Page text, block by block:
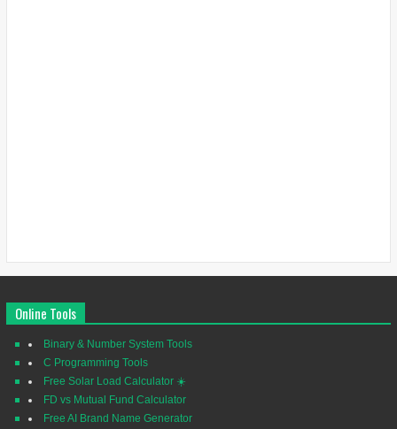
Online Tools
Binary & Number System Tools
C Programming Tools
Free Solar Load Calculator ☀️
FD vs Mutual Fund Calculator
Free AI Brand Name Generator